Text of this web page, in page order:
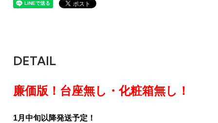
DETAIL
廉価版！台座無し・化粧箱無し！
1月中旬以降発送予定！